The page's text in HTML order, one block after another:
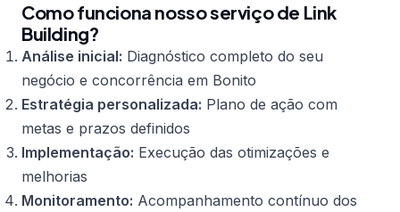
Como funciona nosso serviço de Link
Building?
Análise inicial: Diagnóstico completo do seu
negócio e concorrência em Bonito
Estratégia personalizada: Plano de ação com
metas e prazos definidos
Implementação: Execução das otimizações e
melhorias
Monitoramento: Acompanhamento contínuo dos